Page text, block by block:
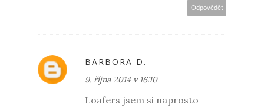
Odpovědět
BARBORA D.
9. října 2014 v 16:10
Loafers jsem si naprosto